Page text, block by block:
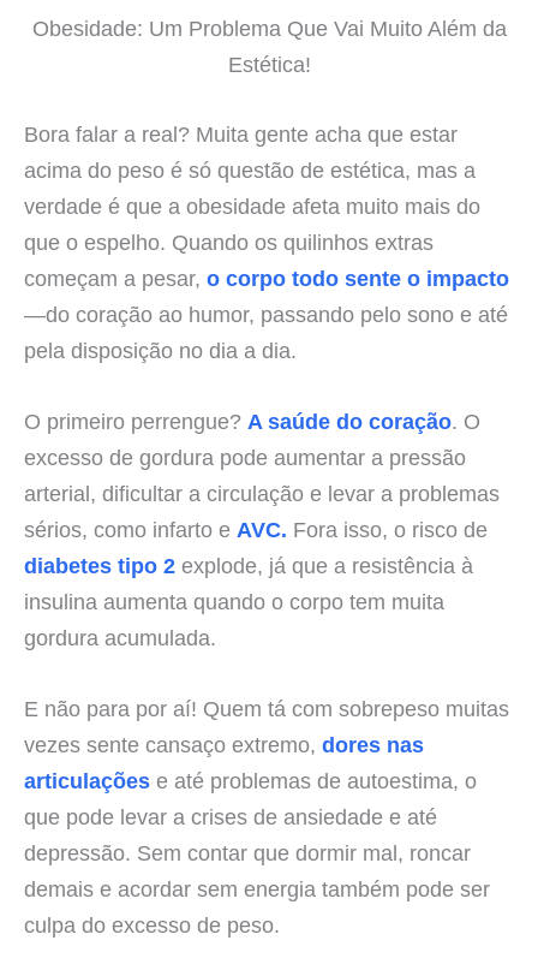
Obesidade: Um Problema Que Vai Muito Além da
Estética!
Bora falar a real? Muita gente acha que estar
acima do peso é só questão de estética, mas a
verdade é que a obesidade afeta muito mais do
que o espelho. Quando os quilinhos extras
começam a pesar, o corpo todo sente o impacto
—do coração ao humor, passando pelo sono e até
pela disposição no dia a dia.
O primeiro perrengue? A saúde do coração. O
excesso de gordura pode aumentar a pressão
arterial, dificultar a circulação e levar a problemas
sérios, como infarto e AVC. Fora isso, o risco de
diabetes tipo 2 explode, já que a resistência à
insulina aumenta quando o corpo tem muita
gordura acumulada.
E não para por aí! Quem tá com sobrepeso muitas
vezes sente cansaço extremo, dores nas
articulações e até problemas de autoestima, o
que pode levar a crises de ansiedade e até
depressão. Sem contar que dormir mal, roncar
demais e acordar sem energia também pode ser
culpa do excesso de peso.